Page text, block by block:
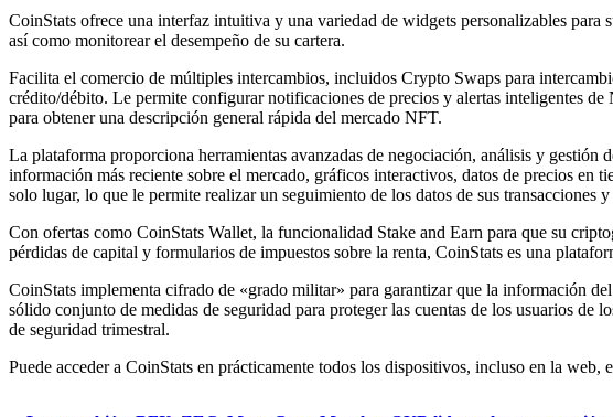
CoinStats ofrece una interfaz intuitiva y una variedad de widgets personalizables
así como monitorear el desempeño de su cartera.
Facilita el comercio de múltiples intercambios, incluidos Crypto Swaps para
crédito/débito. Le permite configurar notificaciones de precios y alertas inteligentes
para obtener una descripción general rápida del mercado NFT.
La plataforma proporciona herramientas avanzadas de negociación, análisis y gestión
información más reciente sobre el mercado, gráficos interactivos, datos de precios en
solo lugar, lo que le permite realizar un seguimiento de los datos de sus transacciones
Con ofertas como CoinStats Wallet, la funcionalidad Stake and Earn para que su
pérdidas de capital y formularios de impuestos sobre la renta, CoinStats es una
CoinStats implementa cifrado de «grado militar» para garantizar que la información
sólido conjunto de medidas de seguridad para proteger las cuentas de los usuarios
de seguridad trimestral.
Puede acceder a CoinStats en prácticamente todos los dispositivos, incluso en la